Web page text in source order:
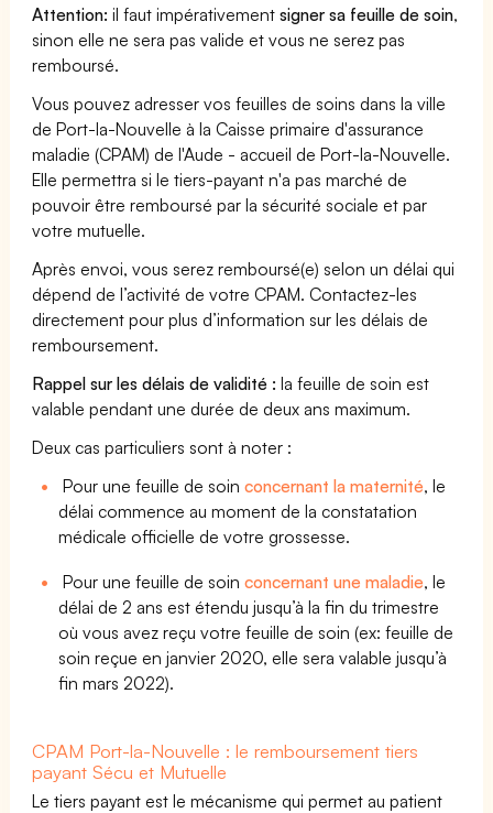
Attention: il faut impérativementsigner sa feuille de soin,
sinon elle ne sera pas valide et vous ne serez pas
remboursé.
Vous pouvez adresser vos feuilles de soins dans la ville
de Port-la-Nouvelle à la Caisse primaire d'assurance
maladie (CPAM) de l'Aude - accueil de Port-la-Nouvelle.
Elle permettra si le tiers-payant n'a pas marché de
pouvoir être remboursé par la sécurité sociale et par
votre mutuelle.
Après envoi, vous serez remboursé(e) selon un délai qui
dépend de l’activité de votre CPAM. Contactez-les
directement pour plus d’information sur les délais de
remboursement.
Rappel sur les délais de validité : la feuille de soin est
valable pendant une durée de deux ans maximum.
Deux cas particuliers sont à noter :
Pour une feuille de soinconcernant la maternité, le
délai commence au moment de la constatation
médicale officielle de votre grossesse.
Pour une feuille de soinconcernant une maladie, le
délai de 2 ans est étendu jusqu’à la fin du trimestre
où vous avez reçu votre feuille de soin (ex: feuille de
soin reçue en janvier 2020, elle sera valable jusqu’à
fin mars 2022).
CPAM Port-la-Nouvelle : le remboursement tiers
payant Sécu et Mutuelle
Le tiers payant est le mécanisme qui permet au patient